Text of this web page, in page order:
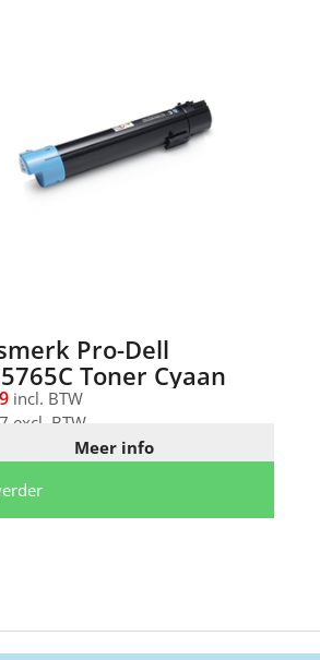
Pro-Dell
Toner Cyaan
incl. BTW
excl. BTW
Meer info